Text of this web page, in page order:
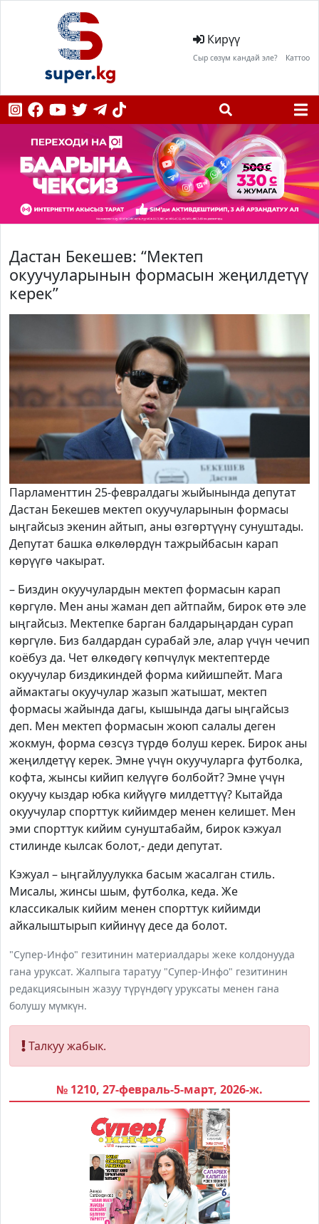
Кирүү
Сыр сөзүм кандай эле? Каттоо
Дастан Бекешев: “Мектеп
окуучуларынын формасын жеңилдетүү
керек”
Парламенттин 25-февралдагы жыйынында депутат
Дастан Бекешев мектеп окуучуларынын формасы
ыңгайсыз экенин айтып, аны өзгөртүүнү сунуштады.
Депутат башка өлкөлөрдүн тажрыйбасын карап
көрүүгө чакырат.
– Биздин окуучулардын мектеп формасын карап
көргүлө. Мен аны жаман деп айтпайм, бирок өтө эле
ыңгайсыз. Мектепке барган балдарыңардан сурап
көргүлө. Биз балдардан сурабай эле, алар үчүн чечип
коёбуз да. Чет өлкөдөгү көпчүлүк мектептерде
окуучулар биздикиндей форма кийишпейт. Мага
аймактагы окуучулар жазып жатышат, мектеп
формасы жайында дагы, кышында дагы ыңгайсыз
деп. Мен мектеп формасын жоюп салалы деген
жокмун, форма сөзсүз түрдө болуш керек. Бирок аны
жеңилдетүү керек. Эмне үчүн окуучуларга футболка,
кофта, жынсы кийип келүүгө болбойт? Эмне үчүн
окуучу кыздар юбка кийүүгө милдеттүү? Кытайда
окуучулар спорттук кийимдер менен келишет. Мен
эми спорттук кийим сунуштабайм, бирок кэжуал
стилинде кылсак болот,- деди депутат.
Кэжуал – ыңгайлуулукка басым жасалган стиль.
Мисалы, жинсы шым, футболка, кеда. Же
классикалык кийим менен спорттук кийимди
айкалыштырып кийинүү десе да болот.
"Супер-Инфо" гезитинин материалдары жеке колдонууда
гана уруксат. Жалпыга таратуу "Супер-Инфо" гезитинин
редакциясынын жазуу түрүндөгү уруксаты менен гана
болушу мүмкүн.
Талкуу жабык.
№ 1210, 27-февраль-5-март, 2026-ж.